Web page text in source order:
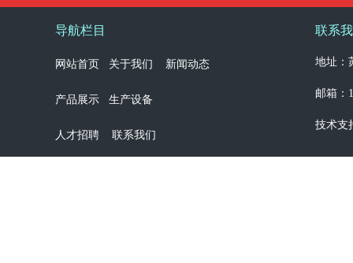
导航栏目
网站首页 关于我们 新闻动态
产品展示 生产设备
人才招聘 联系我们
联系
地址：
邮箱：
技术支